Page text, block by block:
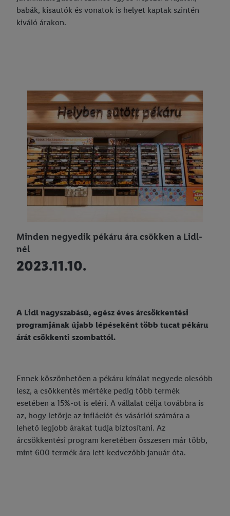
babák, kisautók és vonatok is helyet kaptak szintén
kiváló árakon.
Minden negyedik pékáru ára csökken a Lidl-
nél
2023.11.10.
A Lidl nagyszabású, egész éves árcsökkentési
programjának újabb lépéseként több tucat pékáru
árát csökkenti szombattól.
Ennek köszönhetően a pékáru kínálat negyede olcsóbb
lesz, a csökkentés mértéke pedig több termék
esetében a 15%-ot is eléri. A vállalat célja továbbra is
az, hogy letörje az inflációt és vásárlói számára a
lehető legjobb árakat tudja biztosítani. Az
árcsökkentési program keretében összesen már több,
mint 600 termék ára lett kedvezőbb január óta.